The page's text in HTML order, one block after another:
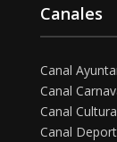
Canales
Canal
Canal
Canal Cultura
Canal